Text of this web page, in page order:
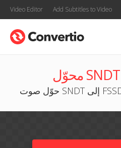
Video Editor Add Subtitles to Video